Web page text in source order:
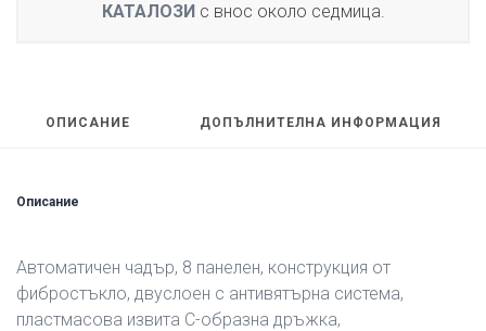
КАТАЛОЗИс внос около седмица.
ОПИСАНИЕ ДОПЪЛНИТЕЛНА ИНФОРМАЦИЯ
Описание
Автоматичен чадър, 8 панелен, конструкция от
фибростъкло, двуслоен с антивятърна система,
пластмасова извита С-образна дръжка,